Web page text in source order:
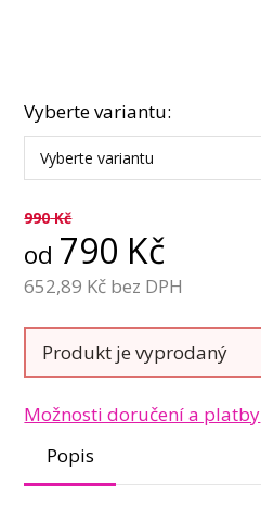
Vyberte variantu:
Vyberte variantu
990Kč
od 790 Kč
652,89 Kč bez DPH
Produkt je vyprodaný
Možnosti doručení a platby
Popis